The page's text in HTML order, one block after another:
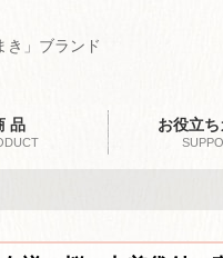
き」ブランド
品 お役立